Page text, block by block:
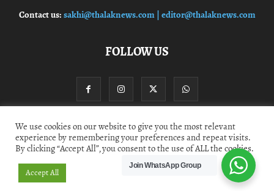
Contact us:sakhi@thalaknews.com | editor@thalaknews.com
FOLLOW US
Privacy Policy Contact Us
© thalaknews.com 2024 All Rights Reserved. Akshara Media Corp.
We use cookies on our website to give you the most relevant
experience by remembering your preferences and repeat visits.
By clicking “Accept All”, you consent to the use of ALL the cookies.
Accept All
Join WhatsApp Group